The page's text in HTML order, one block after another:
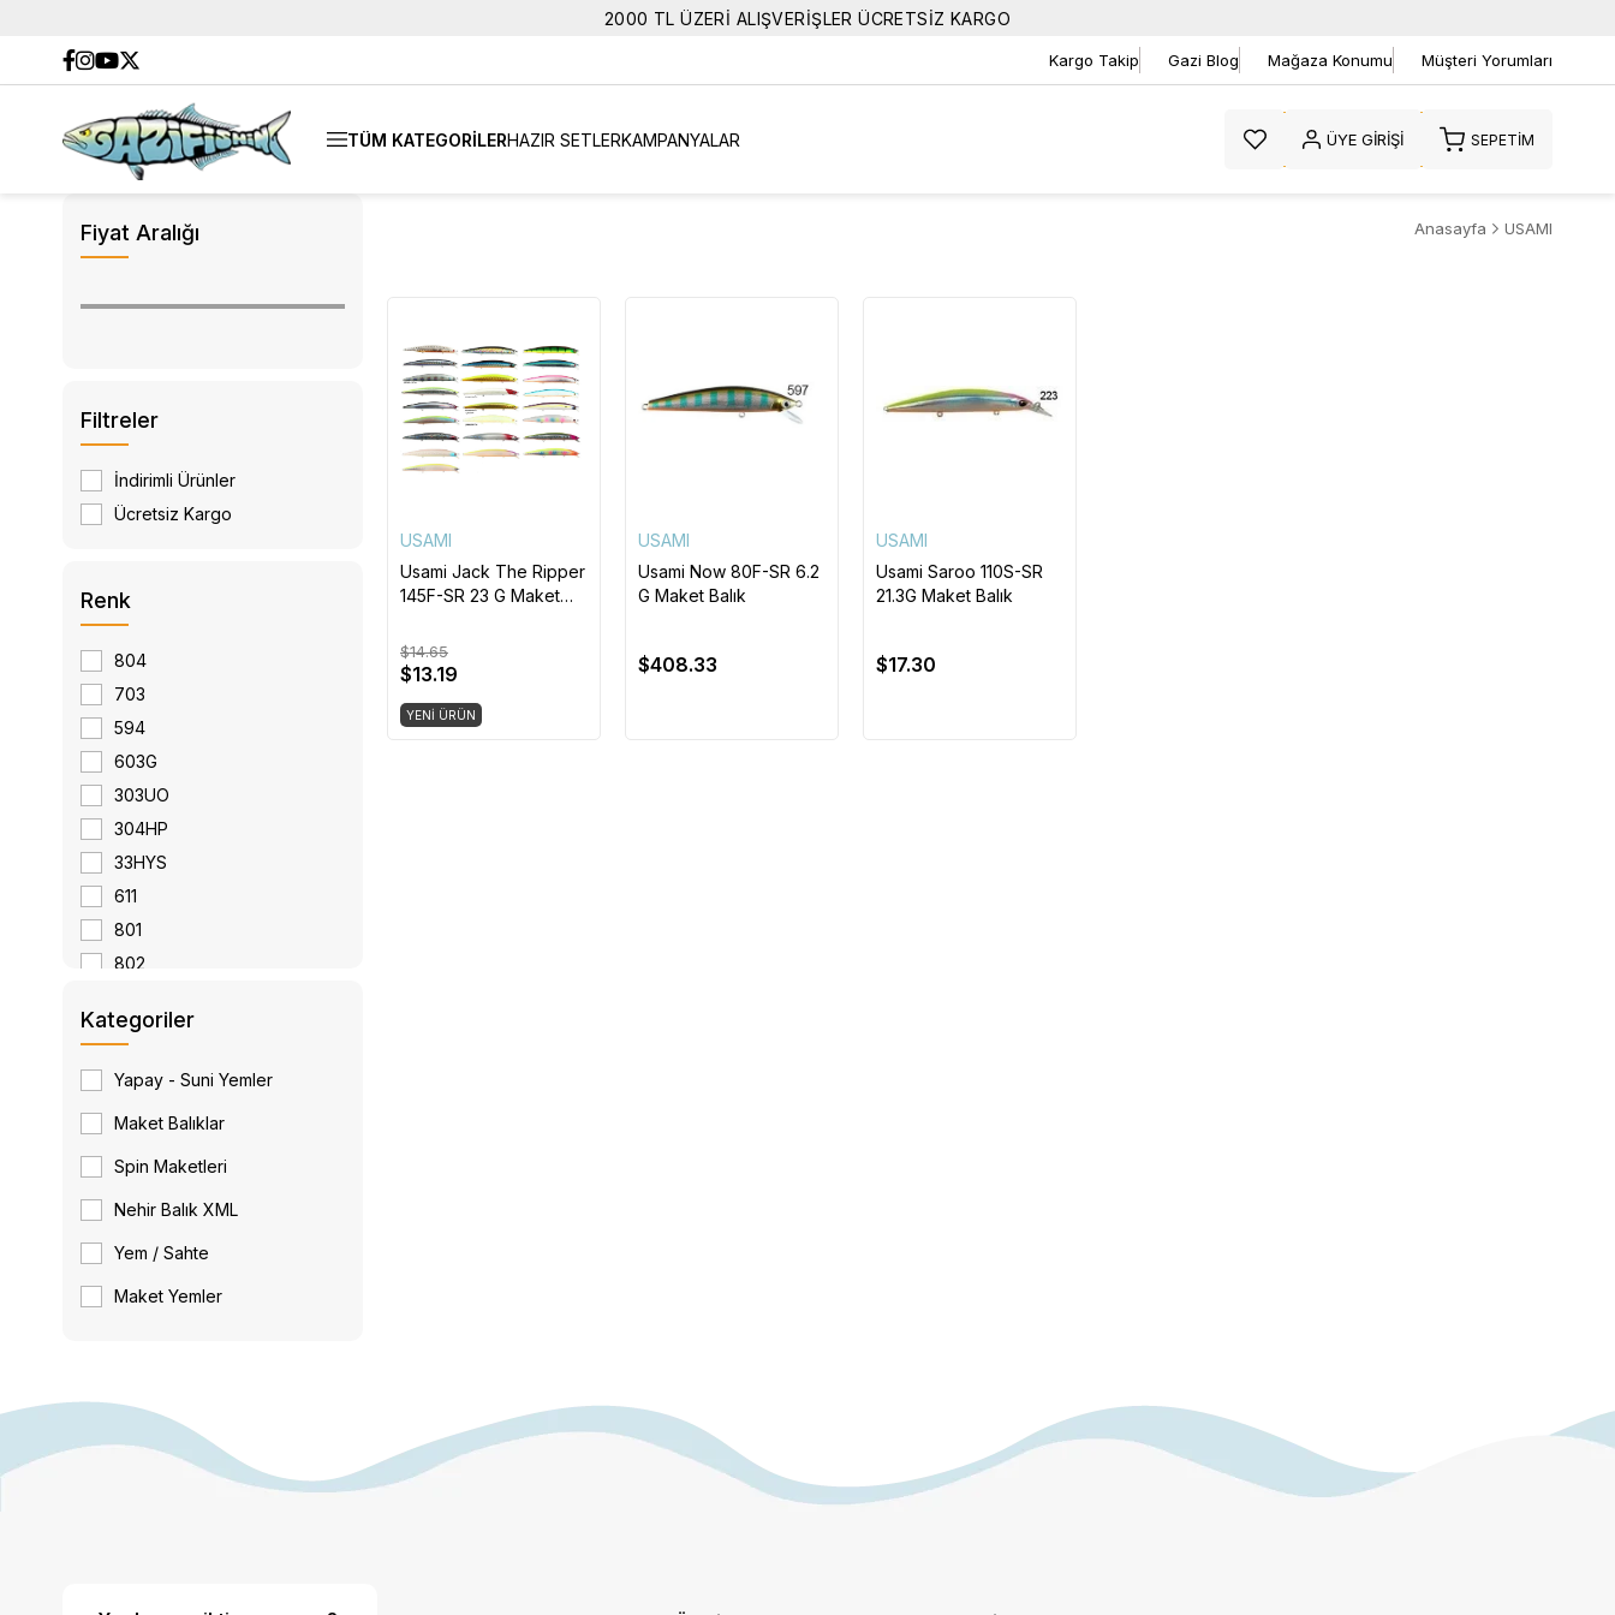
2000 TL ÜZERİ ALIŞVERİŞLER ÜCRETSİZ KARGO
Kargo Takip Gazi Blog Mağaza Konumu Müşteri Yorumları
TÜM KATEGORİLERHAZIR SETLERKAMPANYALAR ÜYE GIRIŞI SEPETIM
Fiyat Aralığı
Filtreler
İndirimli Ürünler
Ücretsiz Kargo
Renk
804
703
594
603G
303UO
304HP
33HYS
611
801
802
Kategoriler
Yapay - Suni Yemler
Maket Balıklar
Spin Maketleri
Nehir Balık XML
Yem / Sahte
Maket Yemler
Anasayfa USAMI
USAMI
Usami Jack The Ripper
145F-SR 23 G Maket
$13.19
$14.65
YENI ÜRÜN
USAMI
Usami Now 80F-SR 6.2
G Maket Balık
$408.33
USAMI
Usami Saroo 110S-SR
21.3G Maket Balık
$17.30